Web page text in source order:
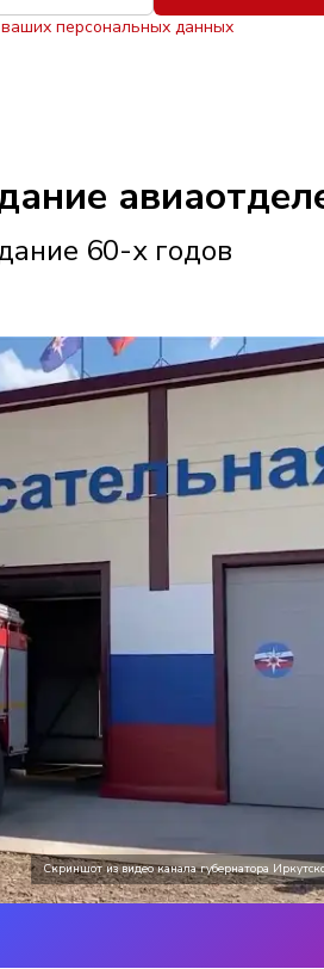
персональных данных
60-х годов
Скриншот из видео канала губернатора